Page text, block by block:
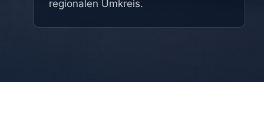
regionalen Umkreis.